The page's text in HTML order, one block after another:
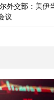
外交部：美伊
议